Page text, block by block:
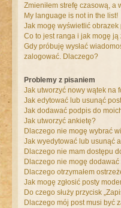
Zmieniłem strefę czasową, a
My language is not in the list!
Jak mogę wyświetlić
Co to jest ranga i jak mogę ją
Gdy próbuję wysłać
zalogować. Dlaczego?
Problemy z pisaniem
Jak utworzyć nowy wątek na
Jak edytować lub usunąć
Jak dodawać podpis do
Jak utworzyć ankietę?
Dlaczego nie mogę wybrać
Jak wyedytować lub usunąć
Dlaczego nie mam dostępu
Dlaczego nie mogę dodawać
Dlaczego otrzymałem
Jak mogę zgłosić posty
Do czego służy przycisk
Dlaczego mój post musi być